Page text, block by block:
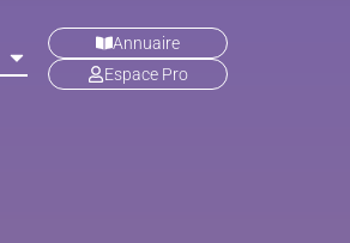
Annuaire
Espace Pro